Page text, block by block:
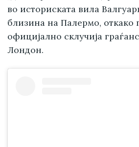
во историската вила
близина на Палермо, откако
официјално склучија
Лондон.